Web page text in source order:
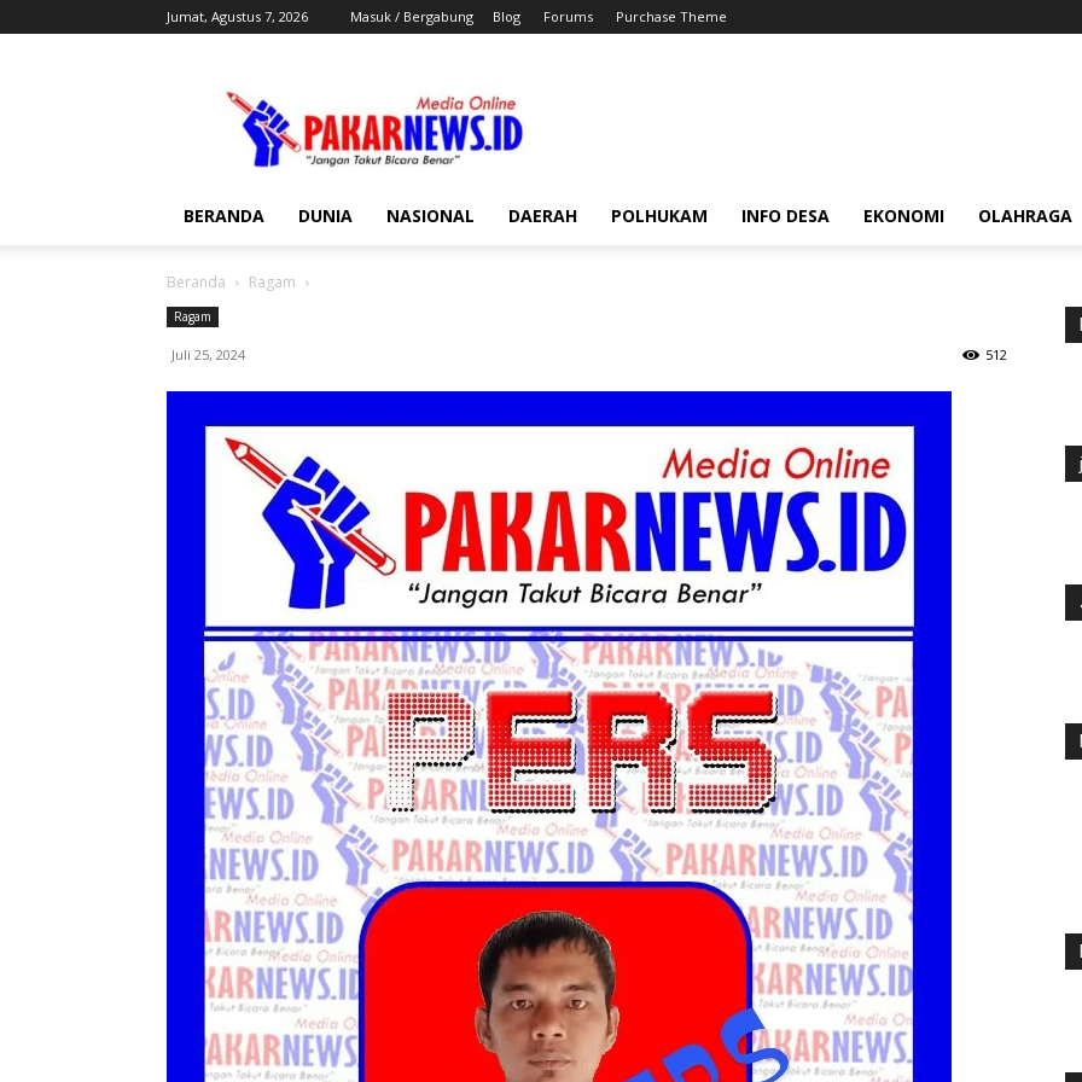
Jumat, Agustus 7, 2026 Masuk / Bergabung Blog Forums Purchase Theme
BERANDA DUNIA NASIONAL DAERAH POLHUKAM INFO DESA EKONOMI OLAHRAGA
Beranda Ragam
Ragam
Juli 25, 2024 512